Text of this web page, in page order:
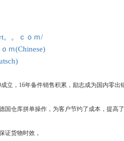
。。ｃｏｍ/
ｍ(Chinese)
成立，16年备件销售积累，励志成为国内零出
国仓库拼单操作，为客户节约了成本，提高
证货物时效，